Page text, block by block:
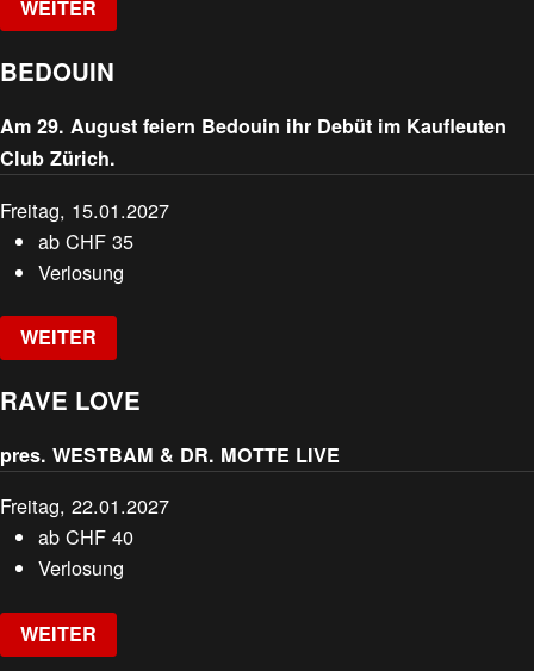
WEITER
BEDOUIN
Am 29. August feiern Bedouin ihr Debüt im Kaufleuten
Club Zürich.
Freitag, 15.01.2027
abCHF 35
Verlosung
WEITER
RAVE LOVE
pres. WESTBAM & DR. MOTTE LIVE
Freitag, 22.01.2027
abCHF 40
Verlosung
WEITER